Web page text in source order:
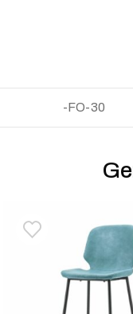
-FO-30
Toevoegen aan
Verwijderen van